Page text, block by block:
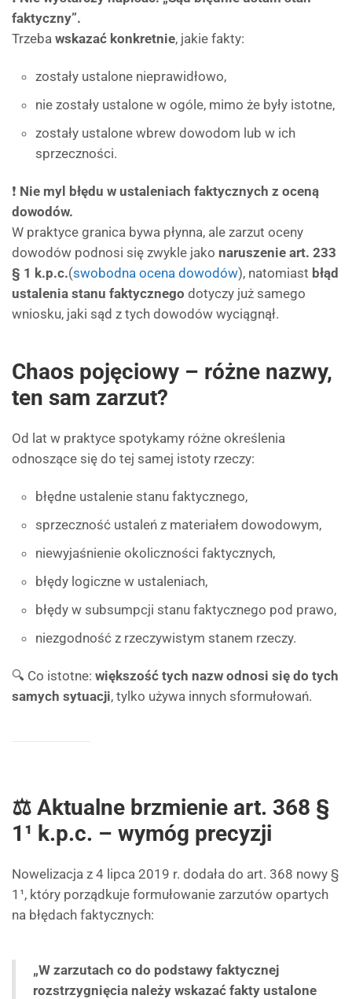
faktyczny”.
Trzeba wskazać konkretnie, jakie fakty:
zostały ustalone nieprawidłowo,
nie zostały ustalone w ogóle, mimo że były istotne,
zostały ustalone wbrew dowodom lub w ich
sprzeczności.
❗ Nie myl błędu w ustaleniach faktycznych z oceną
dowodów.
W praktyce granica bywa płynna, ale zarzut oceny
dowodów podnosi się zwykle jako naruszenie art. 233
§ 1 k.p.c.(swobodna ocena dowodów), natomiast błąd
ustalenia stanu faktycznego dotyczy już samego
wniosku, jaki sąd z tych dowodów wyciągnął.
Chaos pojęciowy – różne nazwy,
ten sam zarzut?
Od lat w praktyce spotykamy różne określenia
odnoszące się do tej samej istoty rzeczy:
błędne ustalenie stanu faktycznego,
sprzeczność ustaleń z materiałem dowodowym,
niewyjaśnienie okoliczności faktycznych,
błędy logiczne w ustaleniach,
błędy w subsumpcji stanu faktycznego pod prawo,
niezgodność z rzeczywistym stanem rzeczy.
🔍 Co istotne: większość tych nazw odnosi się do tych
samych sytuacji, tylko używa innych sformułowań.
⚖️ Aktualne brzmienie art. 368 §
1¹ k.p.c. – wymóg precyzji
Nowelizacja z 4 lipca 2019 r. dodała do art. 368 nowy §
1¹, który porządkuje formułowanie zarzutów opartych
na błędach faktycznych:
„W zarzutach co do podstawy faktycznej
rozstrzygnięcia należy wskazać fakty ustalone